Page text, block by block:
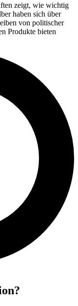
zeigt, wie wichtig
haben sich über
von politischer
Produkte bieten